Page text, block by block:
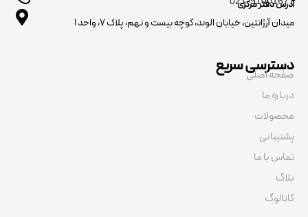
آدرس دفتر مرکزی
میدان آرژانتین، خیابان الوند، کوچه بیست و نهم، پلاک ۷، واحد ۱
دسترسی سریع
صفحه اصلی
درباره ما
محصولات
پشتیبانی
تماس با ما
بلاگ
کاتالوگ